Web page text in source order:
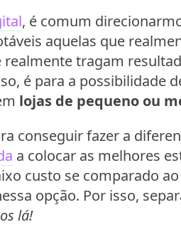
, é comum
aquelas que
tragam
é para a possibilidade
lojas de pequeno ou
conseguir fazer a
a colocar as melhores
custo se comparado
opção. Por isso,
lá!